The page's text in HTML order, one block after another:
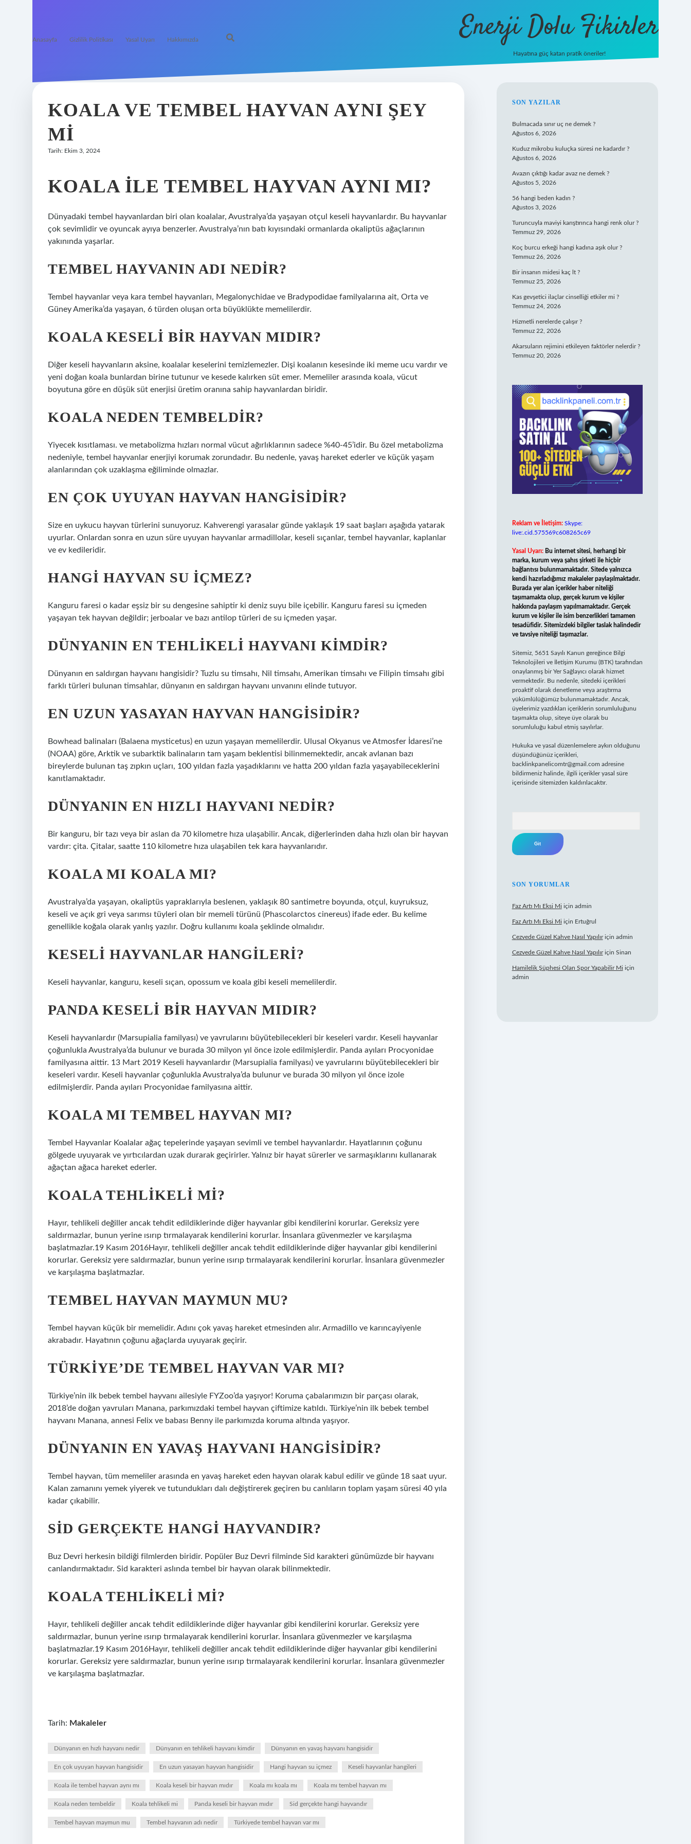
Anasayfa Gizlilik Politikası Yasal Uyarı Hakkımızda Enerji Dolu Fikirler
Hayatına güç katan pratik öneriler!
KOALA VE TEMBEL HAYVAN AYNI ŞEY
MI
Tarih: Ekim 3, 2024
KOALA ILE TEMBEL HAYVAN AYNI MI?
Dünyadaki tembel hayvanlardan biri olan koalalar, Avustralya’da yaşayan otçul keseli hayvanlardır. Bu hayvanlar
çok sevimlidir ve oyuncak ayıya benzerler. Avustralya’nın batı kıyısındaki ormanlarda okaliptüs ağaçlarının
yakınında yaşarlar.
TEMBEL HAYVANIN ADI NEDIR?
Tembel hayvanlar veya kara tembel hayvanları, Megalonychidae ve Bradypodidae familyalarına ait, Orta ve
Güney Amerika’da yaşayan, 6 türden oluşan orta büyüklükte memelilerdir.
KOALA KESELI BIR HAYVAN MIDIR?
Diğer keseli hayvanların aksine, koalalar keselerini temizlemezler. Dişi koalanın kesesinde iki meme ucu vardır ve
yeni doğan koala bunlardan birine tutunur ve kesede kalırken süt emer. Memeliler arasında koala, vücut
boyutuna göre en düşük süt enerjisi üretim oranına sahip hayvanlardan biridir.
KOALA NEDEN TEMBELDIR?
Yiyecek kısıtlaması. ve metabolizma hızları normal vücut ağırlıklarının sadece %40-45’idir. Bu özel metabolizma
nedeniyle, tembel hayvanlar enerjiyi korumak zorundadır. Bu nedenle, yavaş hareket ederler ve küçük yaşam
alanlarından çok uzaklaşma eğiliminde olmazlar.
EN ÇOK UYUYAN HAYVAN HANGISIDIR?
Size en uykucu hayvan türlerini sunuyoruz. Kahverengi yarasalar günde yaklaşık 19 saat başları aşağıda yatarak
uyurlar. Onlardan sonra en uzun süre uyuyan hayvanlar armadillolar, keseli sıçanlar, tembel hayvanlar, kaplanlar
ve ev kedileridir.
HANGI HAYVAN SU IÇMEZ?
Kanguru faresi o kadar eşsiz bir su dengesine sahiptir ki deniz suyu bile içebilir. Kanguru faresi su içmeden
yaşayan tek hayvan değildir; jerboalar ve bazı antilop türleri de su içmeden yaşar.
DÜNYANIN EN TEHLIKELI HAYVANI KIMDIR?
Dünyanın en saldırgan hayvanı hangisidir? Tuzlu su timsahı, Nil timsahı, Amerikan timsahı ve Filipin timsahı gibi
farklı türleri bulunan timsahlar, dünyanın en saldırgan hayvanı unvanını elinde tutuyor.
EN UZUN YASAYAN HAYVAN HANGISIDIR?
Bowhead balinaları (Balaena mysticetus) en uzun yaşayan memelilerdir. Ulusal Okyanus ve Atmosfer İdaresi’ne
(NOAA) göre, Arktik ve subarktik balinaların tam yaşam beklentisi bilinmemektedir, ancak avlanan bazı
bireylerde bulunan taş zıpkın uçları, 100 yıldan fazla yaşadıklarını ve hatta 200 yıldan fazla yaşayabileceklerini
kanıtlamaktadır.
DÜNYANIN EN HIZLI HAYVANI NEDIR?
Bir kanguru, bir tazı veya bir aslan da 70 kilometre hıza ulaşabilir. Ancak, diğerlerinden daha hızlı olan bir hayvan
vardır: çita. Çitalar, saatte 110 kilometre hıza ulaşabilen tek kara hayvanlarıdır.
KOALA MI KOALA MI?
Avustralya’da yaşayan, okaliptüs yapraklarıyla beslenen, yaklaşık 80 santimetre boyunda, otçul, kuyruksuz,
keseli ve açık gri veya sarımsı tüyleri olan bir memeli türünü (Phascolarctos cinereus) ifade eder. Bu kelime
genellikle koğala olarak yanlış yazılır. Doğru kullanımı koala şeklinde olmalıdır.
KESELI HAYVANLAR HANGILERI?
Keseli hayvanlar, kanguru, keseli sıçan, opossum ve koala gibi keseli memelilerdir.
PANDA KESELI BIR HAYVAN MIDIR?
Keseli hayvanlardır (Marsupialia familyası) ve yavrularını büyütebilecekleri bir keseleri vardır. Keseli hayvanlar
çoğunlukla Avustralya’da bulunur ve burada 30 milyon yıl önce izole edilmişlerdir. Panda ayıları Procyonidae
familyasına aittir. 13 Mart 2019 Keseli hayvanlardır (Marsupialia familyası) ve yavrularını büyütebilecekleri bir
keseleri vardır. Keseli hayvanlar çoğunlukla Avustralya’da bulunur ve burada 30 milyon yıl önce izole
edilmişlerdir. Panda ayıları Procyonidae familyasına aittir.
KOALA MI TEMBEL HAYVAN MI?
Tembel Hayvanlar Koalalar ağaç tepelerinde yaşayan sevimli ve tembel hayvanlardır. Hayatlarının çoğunu
gölgede uyuyarak ve yırtıcılardan uzak durarak geçirirler. Yalnız bir hayat sürerler ve sarmaşıklarını kullanarak
ağaçtan ağaca hareket ederler.
KOALA TEHLIKELI MI?
Hayır, tehlikeli değiller ancak tehdit edildiklerinde diğer hayvanlar gibi kendilerini korurlar. Gereksiz yere
saldırmazlar, bunun yerine ısırıp tırmalayarak kendilerini korurlar. İnsanlara güvenmezler ve karşılaşma
başlatmazlar.19 Kasım 2016Hayır, tehlikeli değiller ancak tehdit edildiklerinde diğer hayvanlar gibi kendilerini
korurlar. Gereksiz yere saldırmazlar, bunun yerine ısırıp tırmalayarak kendilerini korurlar. İnsanlara güvenmezler
ve karşılaşma başlatmazlar.
TEMBEL HAYVAN MAYMUN MU?
Tembel hayvan küçük bir memelidir. Adını çok yavaş hareket etmesinden alır. Armadillo ve karıncayiyenle
akrabadır. Hayatının çoğunu ağaçlarda uyuyarak geçirir.
TÜRKIYE’DE TEMBEL HAYVAN VAR MI?
Türkiye’nin ilk bebek tembel hayvanı ailesiyle FYZoo’da yaşıyor! Koruma çabalarımızın bir parçası olarak,
2018’de doğan yavruları Manana, parkımızdaki tembel hayvan çiftimize katıldı. Türkiye’nin ilk bebek tembel
hayvanı Manana, annesi Felix ve babası Benny ile parkımızda koruma altında yaşıyor.
DÜNYANIN EN YAVAŞ HAYVANI HANGISIDIR?
Tembel hayvan, tüm memeliler arasında en yavaş hareket eden hayvan olarak kabul edilir ve günde 18 saat uyur.
Kalan zamanını yemek yiyerek ve tutundukları dalı değiştirerek geçiren bu canlıların toplam yaşam süresi 40 yıla
kadar çıkabilir.
SID GERÇEKTE HANGI HAYVANDIR?
Buz Devri herkesin bildiği filmlerden biridir. Popüler Buz Devri filminde Sid karakteri günümüzde bir hayvanı
canlandırmaktadır. Sid karakteri aslında tembel bir hayvan olarak bilinmektedir.
KOALA TEHLIKELI MI?
Hayır, tehlikeli değiller ancak tehdit edildiklerinde diğer hayvanlar gibi kendilerini korurlar. Gereksiz yere
saldırmazlar, bunun yerine ısırıp tırmalayarak kendilerini korurlar. İnsanlara güvenmezler ve karşılaşma
başlatmazlar.19 Kasım 2016Hayır, tehlikeli değiller ancak tehdit edildiklerinde diğer hayvanlar gibi kendilerini
korurlar. Gereksiz yere saldırmazlar, bunun yerine ısırıp tırmalayarak kendilerini korurlar. İnsanlara güvenmezler
ve karşılaşma başlatmazlar.
Tarih: Makaleler
Dünyanın en hızlı hayvanı nedir Dünyanın en tehlikeli hayvanı kimdir Dünyanın en yavaş hayvanı hangisidir
En çok uyuyan hayvan hangisidir En uzun yasayan hayvan hangisidir Hangi hayvan su içmez Keseli hayvanlar hangileri
Koala ile tembel hayvan aynı mı Koala keseli bir hayvan mıdır Koala mı koala mı Koala mı tembel hayvan mı
Koala neden tembeldir Koala tehlikeli mi Panda keseli bir hayvan mıdır Sid gerçekte hangi hayvandır
Tembel hayvan maymun mu Tembel hayvanın adı nedir Türkiyede tembel hayvan var mı
SIDEBAR
SON YAZILAR
Bulmacada sınır uç ne demek ?
Ağustos 6, 2026
Kuduz mikrobu kuluçka süresi ne kadardır ?
Ağustos 6, 2026
Avazın çıktığı kadar avaz ne demek ?
Ağustos 5, 2026
56 hangi beden kadın ?
Ağustos 3, 2026
Turuncuyla maviyi karıştırınca hangi renk olur ?
Temmuz 29, 2026
Koç burcu erkeği hangi kadına aşık olur ?
Temmuz 26, 2026
Bir insanın midesi kaç lt ?
Temmuz 25, 2026
Kas gevşetici ilaçlar cinselliği etkiler mi ?
Temmuz 24, 2026
Hizmetli nerelerde çalışır ?
Temmuz 22, 2026
Akarsuların rejimini etkileyen faktörler nelerdir ?
Temmuz 20, 2026
Reklam ve İletişim: Skype:
live:.cid.575569c608265c69
Yasal Uyarı: Bu internet sitesi, herhangi bir
marka, kurum veya şahıs şirketi ile hiçbir
bağlantısı bulunmamaktadır. Sitede yalnızca
kendi hazırladığımız makaleler paylaşılmaktadır.
Burada yer alan içerikler haber niteliği
taşımamakta olup, gerçek kurum ve kişiler
hakkında paylaşım yapılmamaktadır. Gerçek
kurum ve kişiler ile isim benzerlikleri tamamen
tesadüfidir. Sitemizdeki bilgiler taslak halindedir
ve tavsiye niteliği taşımazlar.
Sitemiz, 5651 Sayılı Kanun gereğince Bilgi
Teknolojileri ve İletişim Kurumu (BTK) tarafından
onaylanmış bir Yer Sağlayıcı olarak hizmet
vermektedir. Bu nedenle, sitedeki içerikleri
proaktif olarak denetleme veya araştırma
yükümlülüğümüz bulunmamaktadır. Ancak,
üyelerimiz yazdıkları içeriklerin sorumluluğunu
taşımakta olup, siteye üye olarak bu
sorumluluğu kabul etmiş sayılırlar.
Hukuka ve yasal düzenlemelere aykırı olduğunu
düşündüğünüz içerikleri,
backlinkpanelicomtr@gmail.com adresine
bildirmeniz halinde, ilgili içerikler yasal süre
içerisinde sitemizden kaldırılacaktır.
SON YORUMLAR
Faz Artı Mı Eksi Mi için admin
Faz Artı Mı Eksi Mi için Ertuğrul
Cezvede Güzel Kahve Nasıl Yapılıriçin admin
Cezvede Güzel Kahve Nasıl Yapılıriçin Sinan
Hamilelik Şüphesi Olan Spor Yapabilir Mi için
admin